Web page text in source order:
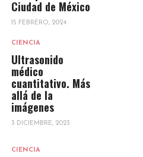
Ciudad de México
15 FEBRERO, 2024
CIENCIA
Ultrasonido
médico
cuantitativo. Más
allá de la
imágenes
3 DICIEMBRE, 2023
CIENCIA